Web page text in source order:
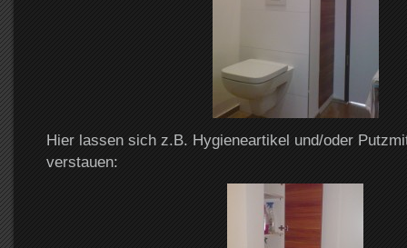
Hier lassen sich z.B. Hygieneartikel und/oder
verstauen: